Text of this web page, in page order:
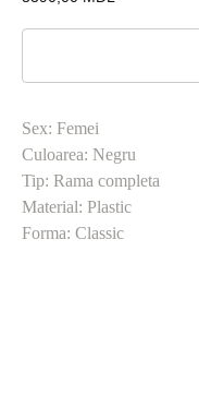
Sex: Femei
Culoarea: Negru
Tip: Rama completa
Material: Plastic
Forma: Classic